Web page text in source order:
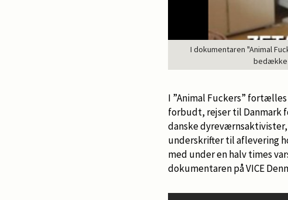
I dokumentaren "Animal
bedække
I ”Animal Fuckers”
forbudt, rejser til Danmark
danske dyreværnsaktivister,
underskrifter til aflevering
med under en halv times
dokumentaren på VICE